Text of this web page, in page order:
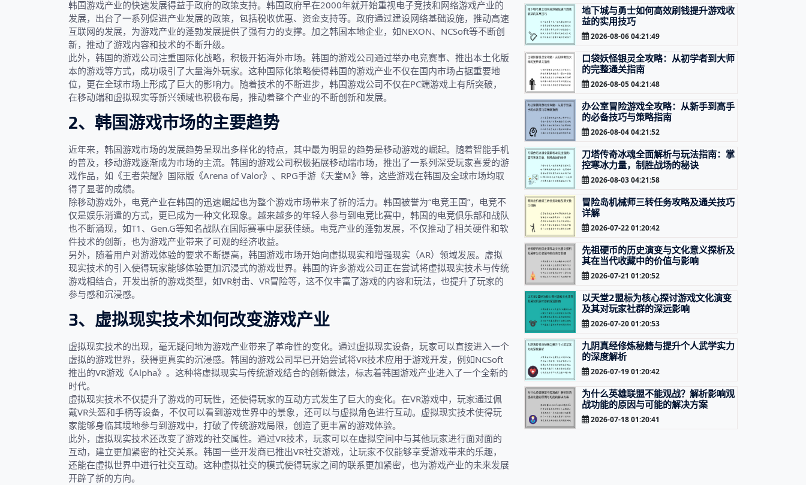
韩国游戏产业的快速发展得益于政府的政策支持。韩国政府早在2000年就开始重视电子竞技和网络游戏产业的
发展，出台了一系列促进产业发展的政策，包括税收优惠、资金支持等。政府通过建设网络基础设施，推动高速
互联网的发展，为游戏产业的蓬勃发展提供了强有力的支撑。加之韩国本地企业，如NEXON、NCSoft等不断创
新，推动了游戏内容和技术的不断升级。
此外，韩国的游戏公司注重国际化战略，积极开拓海外市场。韩国的游戏公司通过举办电竞赛事、推出本土化版
本的游戏等方式，成功吸引了大量海外玩家。这种国际化策略使得韩国的游戏产业不仅在国内市场占据重要地
位，更在全球市场上形成了巨大的影响力。随着技术的不断进步，韩国游戏公司不仅在PC端游戏上有所突破，
在移动端和虚拟现实等新兴领域也积极布局，推动着整个产业的不断创新和发展。
2、韩国游戏市场的主要趋势
近年来，韩国游戏市场的发展趋势呈现出多样化的特点，其中最为明显的趋势是移动游戏的崛起。随着智能手机
的普及，移动游戏逐渐成为市场的主流。韩国的游戏公司积极拓展移动端市场，推出了一系列深受玩家喜爱的游
戏作品，如《王者荣耀》国际版《Arena of Valor》、RPG手游《天堂M》等，这些游戏在韩国及全球市场均取
得了显著的成绩。
除移动游戏外，电竞产业在韩国的迅速崛起也为整个游戏市场带来了新的活力。韩国被誉为“电竞王国”，电竞不
仅是娱乐消遣的方式，更已成为一种文化现象。越来越多的年轻人参与到电竞比赛中，韩国的电竞俱乐部和战队
也不断涌现，如T1、Gen.G等知名战队在国际赛事中屡获佳绩。电竞产业的蓬勃发展，不仅推动了相关硬件和软
件技术的创新，也为游戏产业带来了可观的经济收益。
另外，随着用户对游戏体验的要求不断提高，韩国游戏市场开始向虚拟现实和增强现实（AR）领域发展。虚拟
现实技术的引入使得玩家能够体验更加沉浸式的游戏世界。韩国的许多游戏公司正在尝试将虚拟现实技术与传统
游戏相结合，开发出新的游戏类型，如VR射击、VR冒险等，这不仅丰富了游戏的内容和玩法，也提升了玩家的
参与感和沉浸感。
3、虚拟现实技术如何改变游戏产业
虚拟现实技术的出现，毫无疑问地为游戏产业带来了革命性的变化。通过虚拟现实设备，玩家可以直接进入一个
虚拟的游戏世界，获得更真实的沉浸感。韩国的游戏公司早已开始尝试将VR技术应用于游戏开发，例如NCSoft
推出的VR游戏《Alpha》。这种将虚拟现实与传统游戏结合的创新做法，标志着韩国游戏产业进入了一个全新的
时代。
虚拟现实技术不仅提升了游戏的可玩性，还使得玩家的互动方式发生了巨大的变化。在VR游戏中，玩家通过佩
戴VR头盔和手柄等设备，不仅可以看到游戏世界中的景象，还可以与虚拟角色进行互动。虚拟现实技术使得玩
家能够身临其境地参与到游戏中，打破了传统游戏局限，创造了更丰富的游戏体验。
此外，虚拟现实技术还改变了游戏的社交属性。通过VR技术，玩家可以在虚拟空间中与其他玩家进行面对面的
互动，建立更加紧密的社交关系。韩国一些开发商已推出VR社交游戏，让玩家不仅能够享受游戏带来的乐趣，
还能在虚拟世界中进行社交互动。这种虚拟社交的模式使得玩家之间的联系更加紧密，也为游戏产业的未来发展
开辟了新的方向。
地下城与勇士如何高效刷钱提升游戏收
益的实用技巧
2026-08-06 04:21:49
口袋妖怪银灵全攻略：从初学者到大师
的完整通关指南
2026-08-05 04:21:48
办公室冒险游戏全攻略：从新手到高手
的必备技巧与策略指南
2026-08-04 04:21:52
刀塔传奇冰魂全面解析与玩法指南：掌
控寒冰力量，制胜战场的秘诀
2026-08-03 04:21:58
冒险岛机械师三转任务攻略及通关技巧
详解
2026-07-22 01:20:42
先祖硬币的历史演变与文化意义探析及
其在当代收藏中的价值与影响
2026-07-21 01:20:52
以天堂2盟标为核心探讨游戏文化演变
及其对玩家社群的深远影响
2026-07-20 01:20:53
九阴真经修炼秘籍与提升个人武学实力
的深度解析
2026-07-19 01:20:42
为什么英雄联盟不能观战？解析影响观
战功能的原因与可能的解决方案
2026-07-18 01:20:41